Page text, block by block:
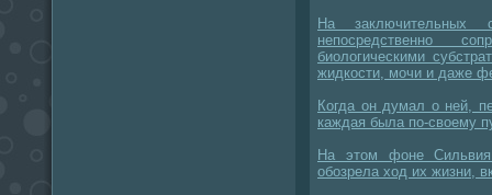
На заключительных
непосредственно
биологическими
жидкости, мочи и даже
Когда он думал о ней,
каждая была по-своему
На этом фоне
обозрела ход их жизни,